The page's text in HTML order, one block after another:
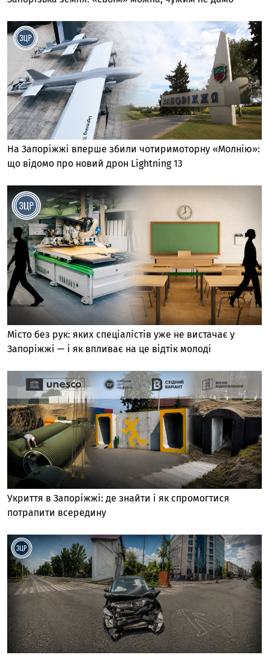
На Запоріжжі вперше збили чотиримоторну «Молнію»:
що відомо про новий дрон Lightning 13
Місто без рук: яких спеціалістів уже не вистачає у
Запоріжжі — і як впливає на це відтік молоді
Укриття в Запоріжжі: де знайти і як спромогтися
потрапити всередину